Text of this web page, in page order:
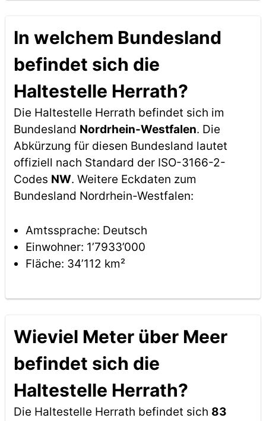
In welchem Bundesland
befindet sich die
Haltestelle Herrath?
Die Haltestelle Herrath befindet sich im
Bundesland Nordrhein-Westfalen. Die
Abkürzung für diesen Bundesland lautet
offiziell nach Standard der ISO-3166-2-
Codes NW. Weitere Eckdaten zum
Bundesland Nordrhein-Westfalen:
Amtssprache: Deutsch
Einwohner: 1’7933’000
Fläche: 34’112 km²
Wieviel Meter über Meer
befindet sich die
Haltestelle Herrath?
Die Haltestelle Herrath befindet sich 83